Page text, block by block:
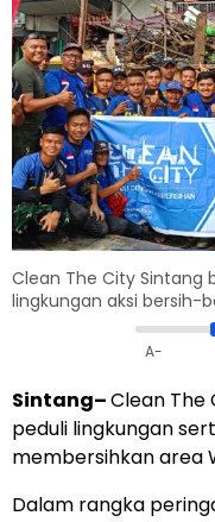
Clean The City Sintang
lingkungan aksi bersih-
A-
Sintang–Clean The
peduli lingkungan
membersihkan area
Dalam rangka